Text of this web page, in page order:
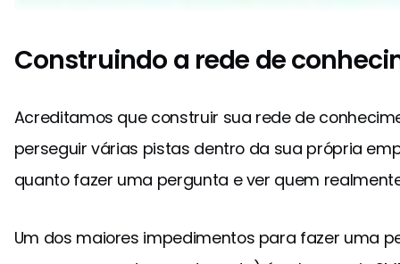
Construindo a rede de
Acreditamos que construir sua rede de
perseguir várias pistas dentro da sua própria
quanto fazer uma pergunta e ver quem
Um dos maiores impedimentos para fazer uma